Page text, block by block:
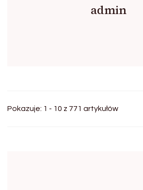
admin
Pokazuje: 1 - 10 z 771 artykułów